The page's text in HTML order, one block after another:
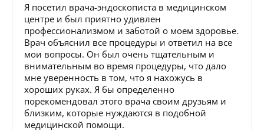
Я посетил врача-эндоскописта в медицинском
центре и был приятно удивлен
профессионализмом и заботой о моем здоровье.
Врач объяснил все процедуры и ответил на все
мои вопросы. Он был очень тщательным и
внимательным во время процедуры, что дало
мне уверенность в том, что я нахожусь в
хороших руках. Я бы определенно
порекомендовал этого врача своим друзьям и
близким, которые нуждаются в подобной
медицинской помощи.